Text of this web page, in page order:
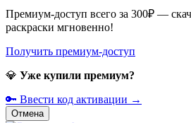
Премиум-доступ всего за 300₽ —
раскраски мгновенно!
Получить премиум-доступ
💎 Уже купили премиум?
🔑 Ввести код активации →
Отмена